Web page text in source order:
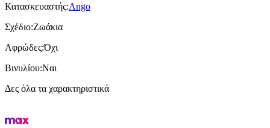
Κατασκευαστής:Ango
Σχέδιο:Ζωάκια
Αφρώδες:Όχι
Βινυλίου:Ναι
Δες όλα τα χαρακτηριστικά